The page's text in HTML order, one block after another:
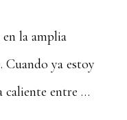
la amplia
Cuando ya estoy
caliente entre …